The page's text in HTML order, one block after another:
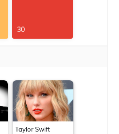
30
Taylor Swift